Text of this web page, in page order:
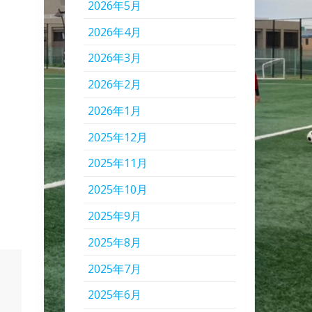
2026年5月
2026年4月
2026年3月
2026年2月
2026年1月
2025年12月
2025年11月
2025年10月
2025年9月
2025年8月
2025年7月
2025年6月